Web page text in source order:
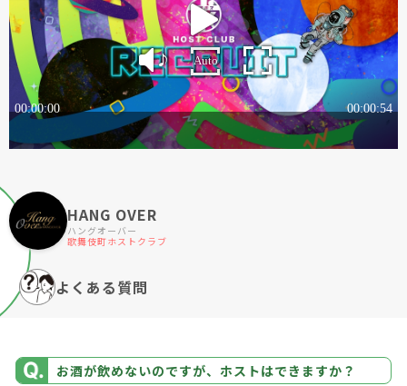
HANG OVER
ハングオーバー
歌舞伎町ホストクラブ
よくある質問
お酒が飲めないのですが、ホストはできますか？